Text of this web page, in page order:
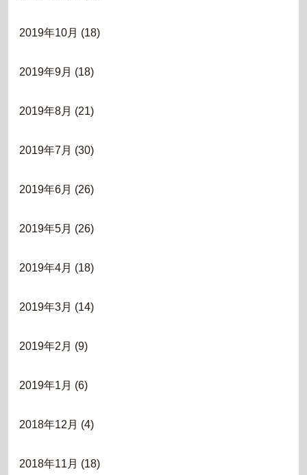
2019年10月 (18)
2019年9月 (18)
2019年8月 (21)
2019年7月 (30)
2019年6月 (26)
2019年5月 (26)
2019年4月 (18)
2019年3月 (14)
2019年2月 (9)
2019年1月 (6)
2018年12月 (4)
2018年11月 (18)